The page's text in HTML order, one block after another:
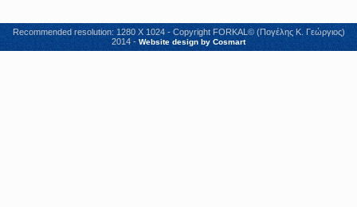
Recommended resolution: 1280 X 1024 - Copyright FORKAL© (Πογέλης Κ. Γεώργιος)
2014 - Website design by Cosmart